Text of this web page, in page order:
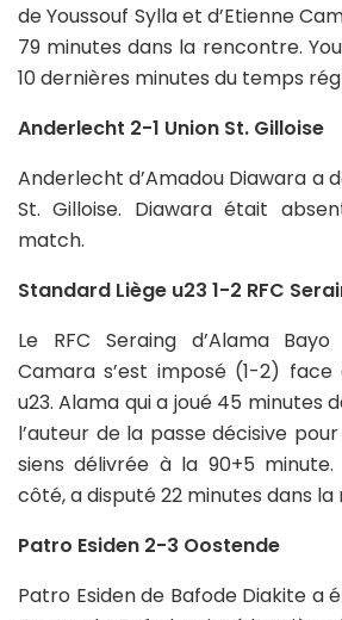
de Youssouf Sylla et d’Etienne
79 minutes dans la rencontre.
10 dernières minutes du temps
Anderlecht 2-1 Union St. Gilloise
Anderlecht d’Amadou Diawara a
St. Gilloise. Diawara était
match.
Standard Liège u23 1-2 RFC
Le RFC Seraing d’Alama
Camara s’est imposé (1-2) face
u23. Alama qui a joué 45 minutes
l’auteur de la passe décisive
siens délivrée à la 90+5
côté, a disputé 22 minutes dans
Patro Esiden 2-3 Oostende
Patro Esiden de Bafode Diakite